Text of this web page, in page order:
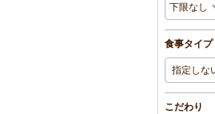
食事タイプ
こだわり